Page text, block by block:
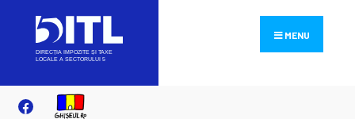
content
MENU
for: